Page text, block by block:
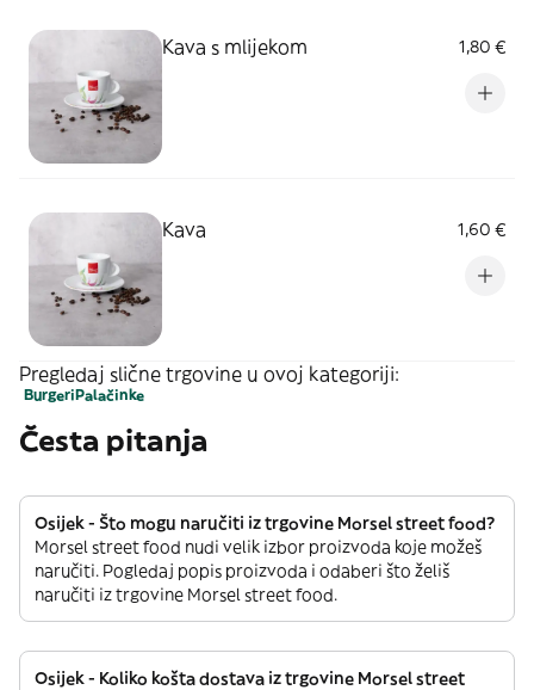
Kava s mlijekom 1,80 €
Kava 1,60 €
Pregledaj slične trgovine u ovoj kategoriji:
BurgeriPalačinke
Česta pitanja
Osijek - Što mogu naručiti iz trgovine Morsel street food?
Morsel street food nudi velik izbor proizvoda koje možeš
naručiti. Pogledaj popis proizvoda i odaberi što želiš
naručiti iz trgovine Morsel street food.
Osijek - Koliko košta dostava iz trgovine Morsel street